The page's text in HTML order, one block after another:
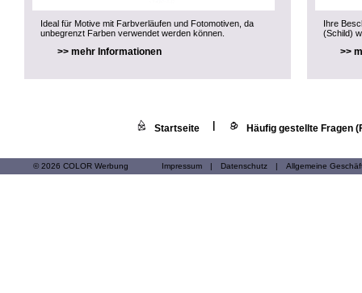
Ideal für Motive mit Farbverläufen und Fotomotiven, da
unbegrenzt Farben verwendet werden können.
>> mehr Informationen
Ihre
(Schild)
>>
Startseite Häufig gestellte Fragen
© 2026 COLOR Werbung Impressum | Datenschutz | Allgemeine